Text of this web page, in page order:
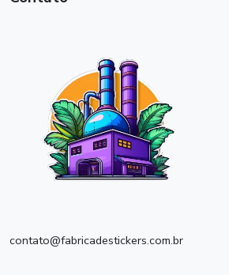
contato@fabricadestickers.com.br